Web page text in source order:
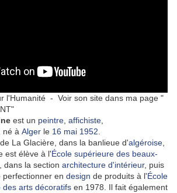
l'Humanité - Voir son site dans ma page "
est un peintre affichiste
né à Alger le 16 mai 1952
La Glacière, dans la banlieue d'algéroise
est élève à l'École supérieure des beaux-
dans la section architecture d'intérieur, puis
perfectionner en design de produits à l'École
des arts décoratifs en 1978. Il fait également